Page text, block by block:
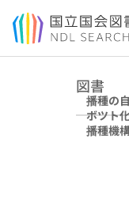
本文へ移動
図書
播種の
ボツト
播種機
回路の